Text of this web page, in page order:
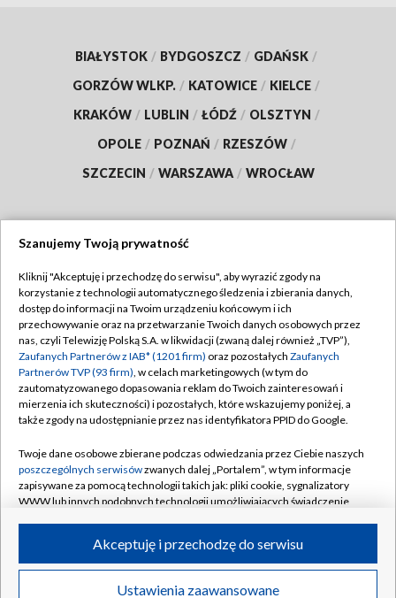
BIAŁYSTOK / BYDGOSZCZ / GDAŃSK /
GORZÓW WLKP. / KATOWICE / KIELCE /
KRAKÓW / LUBLIN / ŁÓDŹ / OLSZTYN /
OPOLE / POZNAŃ / RZESZÓW /
SZCZECIN / WARSZAWA / WROCŁAW
TVP
Abonament TVP
Emisja w TVP
Centrum informacji TVP
Naziemna Telewizja Cyfrowa
Rada Programowa
System NOS
Informacje o nadawcy
Program dla prasy
Regulamin TVP
Polityka prywatności
Moje zgody
Pomoc
Kontakt
Kanały
©2026 Telewizja Polska S.A. w likwidacji
Szanujemy Twoją prywatność
Kliknij "Akceptuję i przechodzę do serwisu", aby wyrazić zgody na
korzystanie z technologii automatycznego śledzenia i zbierania danych,
dostęp do informacji na Twoim urządzeniu końcowym i ich
przechowywanie oraz na przetwarzanie Twoich danych osobowych przez
nas, czyli Telewizję Polską S.A. w likwidacji (zwaną dalej również „TVP”),
Zaufanych Partnerów z IAB* (1201 firm) oraz pozostałych Zaufanych
Partnerów TVP (93 firm), w celach marketingowych (w tym do
zautomatyzowanego dopasowania reklam do Twoich zainteresowań i
mierzenia ich skuteczności) i pozostałych, które wskazujemy poniżej, a
także zgody na udostępnianie przez nas identyfikatora PPID do Google.
Twoje dane osobowe zbierane podczas odwiedzania przez Ciebie naszych
poszczególnych serwisówzwanych dalej „Portalem”, w tym informacje
zapisywane za pomocą technologii takich jak: pliki cookie, sygnalizatory
WWW lub innych podobnych technologii umożliwiających świadczenie
ruchu w Internecie.
Twoje dane osobowe zbierane podczas odwiedzania przez Ciebie
Ustawienia zaawansowane
Akceptuję i przechodzę do serwisu